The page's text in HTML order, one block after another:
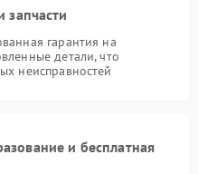
запчасти
гарантия на
детали, что
неисправностей
и бесплатная